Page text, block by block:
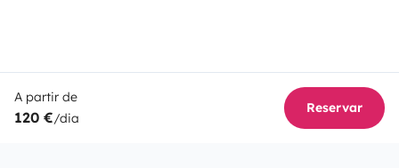
A partir de
120 €/dia
Reservar